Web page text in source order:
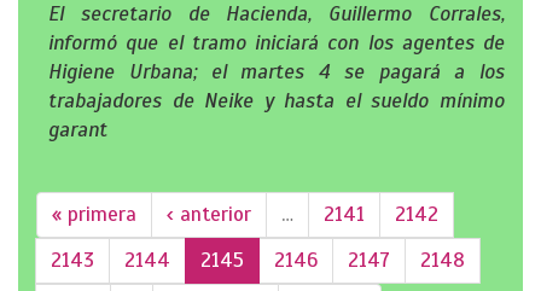
El secretario de Hacienda, Guillermo Corrales,
informó que el tramo iniciará con los agentes de
Higiene Urbana; el martes 4 se pagará a los
trabajadores de Neike y hasta el sueldo mínimo
garant
« primera ‹ anterior … 2141
2142
2143
2144 2145 2146 2147
2148